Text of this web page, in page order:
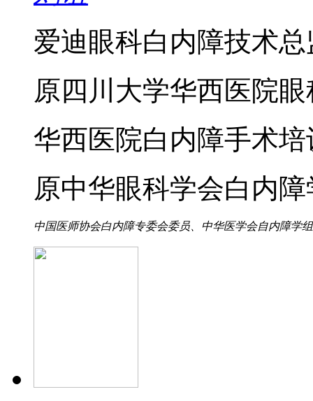
爱迪眼科白内障技术
原四川大学华西医院
华西医院白内障手术
原中华眼科学会白内
中国医师协会白内障专委会委员、中华医学会自内障学